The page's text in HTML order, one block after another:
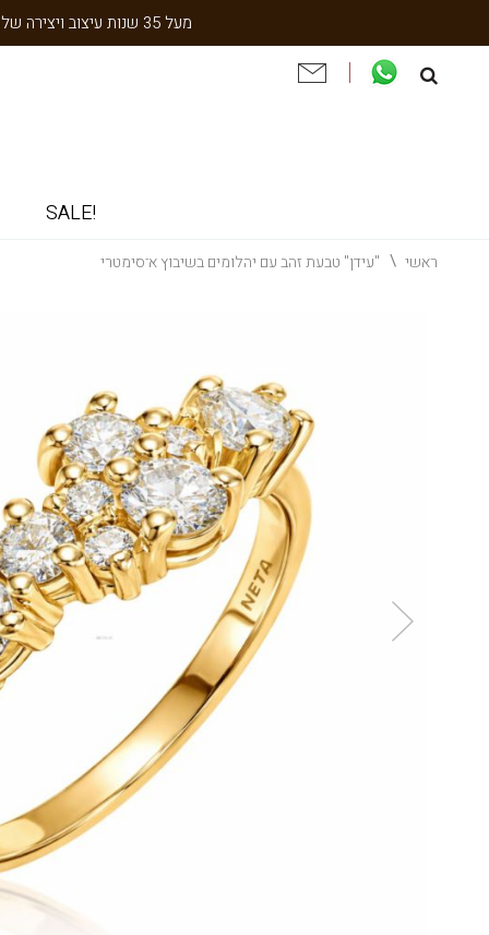
מעל 35 שנות עיצוב ויצירה של עבודת יד תוצרת הארץ. שנתיים אחריות. ניסיון והתמחות בעיצוב אישי, תיקון ושיחזור תכשיטי וינטאג' וענתיקה.
!SALE
ראשי "עידן" טבעת זהב עם יהלומים בשיבוץ א־סימטרי